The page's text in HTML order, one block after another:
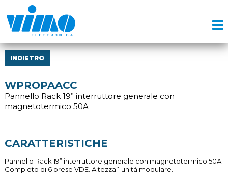
INDIETRO
WPROPAACC
Pannello Rack 19” interruttore generale con
magnetotermico 50A
CARATTERISTICHE
Pannello Rack 19” interruttore generale con magnetotermico 50A
Completo di 6 prese VDE. Altezza 1 unità modulare.